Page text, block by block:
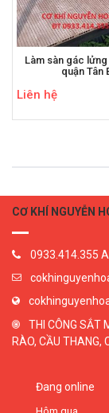
Làm sàn gác
quận Tân
Liên hệ
CƠ KHÍ NGUYỄN
0933.414.355
THI CÔNG SẮT
RÀO, CẦU THANG,
Đang online